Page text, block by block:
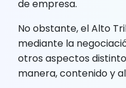
de empresa.
No obstante, el Alto
mediante la
otros aspectos
manera, contenido y